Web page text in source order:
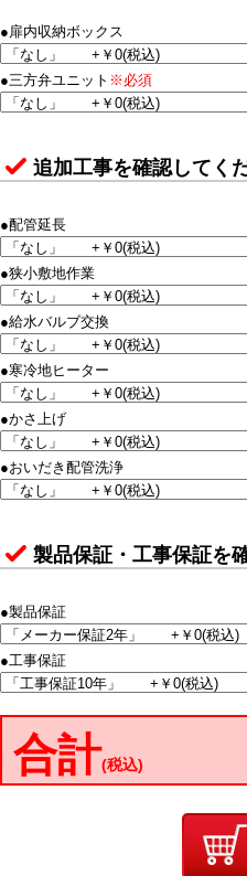
●扉内収納ボックス
●三方弁ユニット ※必須
追加工事を確認してく
●配管延長
●狭小敷地作業
●給水バルブ交換
●寒冷地ヒーター
●かさ上げ
●おいだき配管洗浄
製品保証・工事保証を
●製品保証
●工事保証
合計(税込)